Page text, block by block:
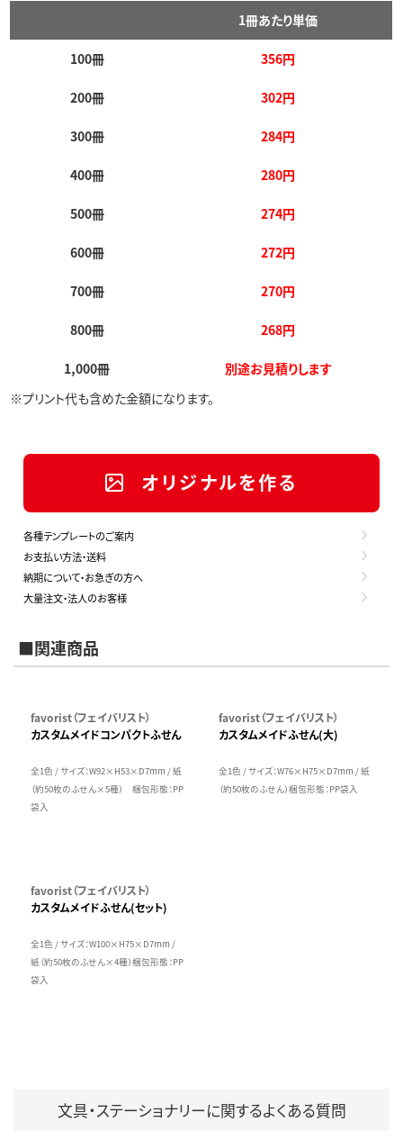
1冊あたり単価
100冊 356円
200冊 302円
300冊 284円
400冊 280円
500冊 274円
600冊 272円
700冊 270円
800冊 268円
1,000冊
別途お見積りします
※プリント代も含めた金額になります。
オリジナルを作る
各種テンプレートのご案内
お支払い方法・送料
納期について・お急ぎの方へ
大量注文・法人のお客様
■関連商品
favorist（フェイバリスト）
カスタムメイドコンパクトふせん
全1色 / サイズ：W92×H53×D7mm / 紙
（約50枚のふせん×5種） 梱包形態：PP
袋入
favorist（フェイバリスト）
カスタムメイドふせん(大)
全1色 / サイズ：W76×H75×D7mm / 紙
（約50枚のふせん）梱包形態：PP袋入
favorist（フェイバリスト）
カスタムメイドふせん(セット)
全1色 / サイズ：W100×H75×D7mm /
紙（約50枚のふせん×4種）梱包形態：PP
袋入
文具・ステーショナリーに関するよくある質問